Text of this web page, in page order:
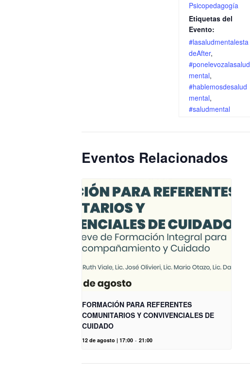
Psicopedagogía
Etiquetas del
Evento:
#lasaludmentalesta
deAfter,
#ponelevozalasalud
mental,
#hablemosdesalud
mental,
#saludmental
Eventos Relacionados
FORMACIÓN PARA REFERENTES
COMUNITARIOS Y CONVIVENCIALES DE
CUIDADO
12 de agosto | 17:00 - 21:00